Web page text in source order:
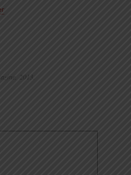
2013.